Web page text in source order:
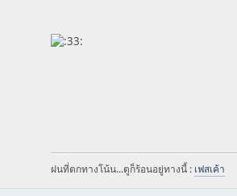
ฝนที่ตกทางโน้น...ตูก็ร้อนอยู่ทางนี้ : เฟสเค้า